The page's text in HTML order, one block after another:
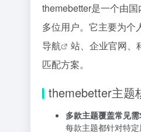
themebetter是一个由
多位用户。它主要为个
导航
站、企业官网、
匹配方案。
themebetter主题
多款主题覆盖常见
每款主题都针对特